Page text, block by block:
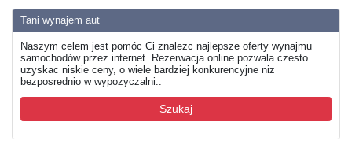
Tani wynajem aut
Naszym celem jest pomóc Ci znalezc najlepsze oferty wynajmu
samochodów przez internet. Rezerwacja online pozwala czesto
uzyskac niskie ceny, o wiele bardziej konkurencyjne niz
bezposrednio w wypozyczalni..
Szukaj